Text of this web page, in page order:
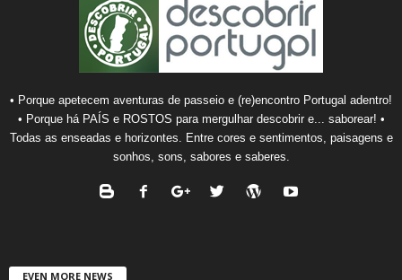
• Porque apetecem aventuras de passeio e (re)encontro Portugal adentro!
• Porque há PAÍS e ROSTOS para mergulhar descobrir e... saborear! •
Todas as enseadas e horizontes. Entre cores e sentimentos, paisagens e
sonhos, sons, sabores e saberes.
EVEN MORE NEWS